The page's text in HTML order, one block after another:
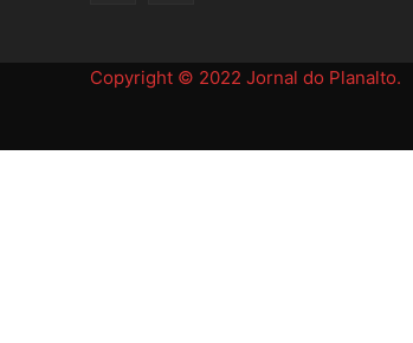
Copyright © 2022 Jornal do Planalto.